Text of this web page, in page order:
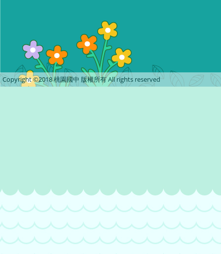
Copyright ©2018 桃園國中 版權所有 All rights reserved